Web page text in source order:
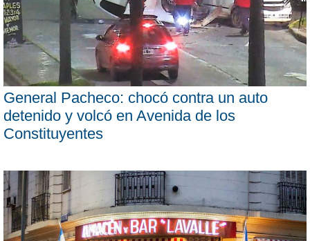
General Pacheco: chocó contra un auto
detenido y volcó en Avenida de los
Constituyentes